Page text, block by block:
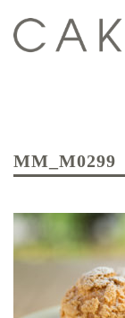
MM_M0299